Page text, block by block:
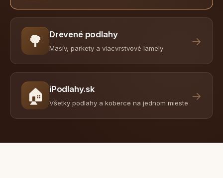
🌳 Drevené podlahy
Masív, parkety a viacvrstvové lamely
→
🏠 iPodlahy.sk
Všetky podlahy a koberce na jednom mieste
→